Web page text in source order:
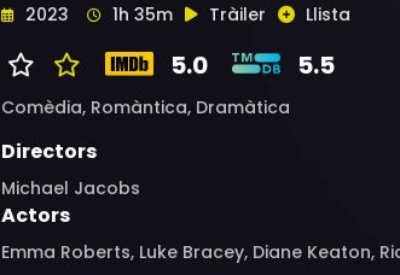
2023 1h 35m Tràiler Llista
5.0 5.5
Comèdia, Romàntica, Dramàtica
Directors
Michael Jacobs
Actors
Emma Roberts, Luke Bracey, Diane Keaton,